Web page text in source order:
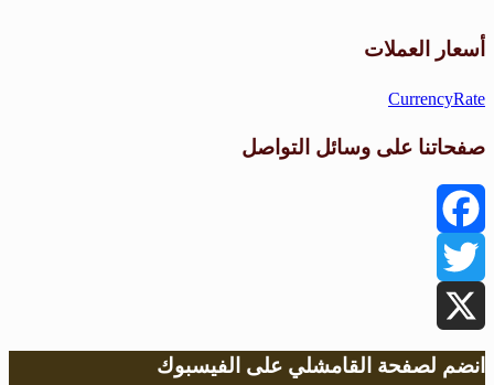
أسعار العملات
CurrencyRate
صفحاتنا على وسائل التواصل
Facebook
Twitter
X
انضم لصفحة القامشلي على الفيسبوك